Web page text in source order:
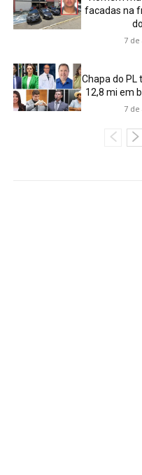
facadas na
7 de
Chapa do PL
12,8 mi em
7 de